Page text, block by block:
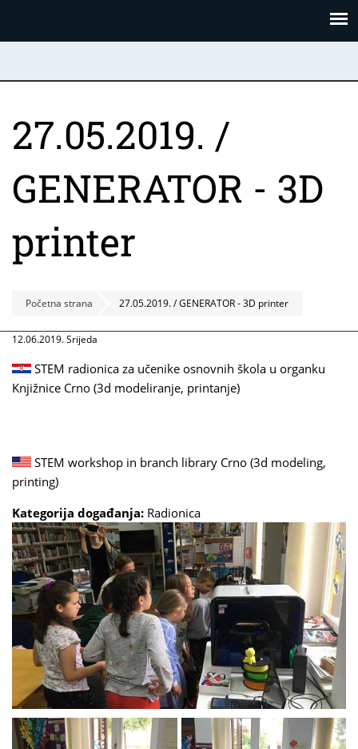
27.05.2019. /
GENERATOR - 3D
printer
Početna strana 27.05.2019. / GENERATOR - 3D printer
12.06.2019. Srijeda
STEM radionica za učenike osnovnih škola u organku
Knjižnice Crno (3d modeliranje, printanje)
STEM workshop in branch library Crno (3d modeling,
printing)
Kategorija događanja: Radionica